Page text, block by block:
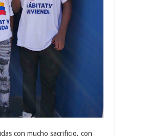
con mucho sacrificio, con